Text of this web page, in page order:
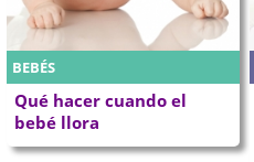
BEBÉS
Qué hacer cuando el
bebé llora